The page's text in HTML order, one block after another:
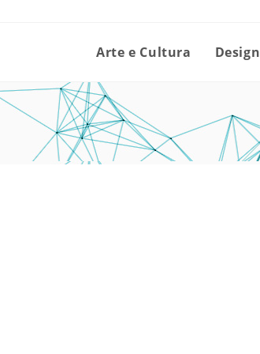
Arte e Cultura Design